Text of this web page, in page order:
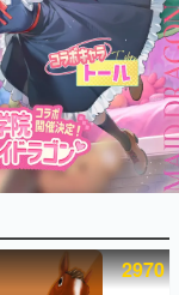
数万以上！ などな
渾身の“殿堂入り”記
2970